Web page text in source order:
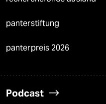
panterstiftung
panterpreis 2026
Podcast